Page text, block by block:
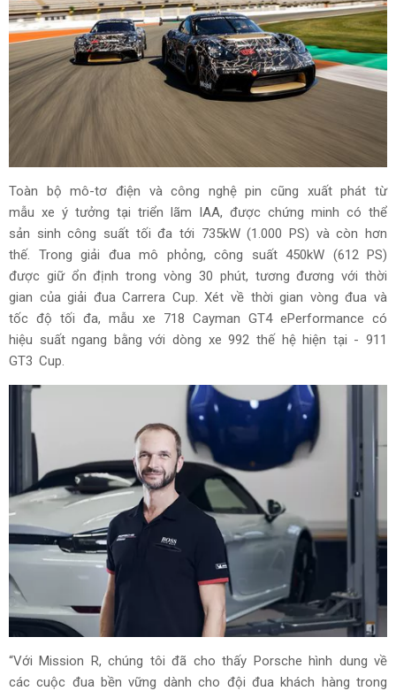
Toàn bộ mô-tơ điện và công nghệ pin cũng xuất phát từ
mẫu xe ý tưởng tại triển lãm IAA, được chứng minh có thể
sản sinh công suất tối đa tới 735kW (1.000 PS) và còn hơn
thế. Trong giải đua mô phỏng, công suất 450kW (612 PS)
được giữ ổn định trong vòng 30 phút, tương đương với thời
gian của giải đua Carrera Cup. Xét về thời gian vòng đua và
tốc độ tối đa, mẫu xe 718 Cayman GT4 ePerformance có
hiệu suất ngang bằng với dòng xe 992 thế hệ hiện tại - 911
GT3 Cup.
“Với Mission R, chúng tôi đã cho thấy Porsche hình dung về
các cuộc đua bền vững dành cho đội đua khách hàng trong